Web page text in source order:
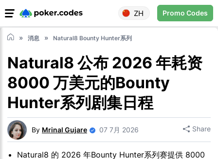
ZH Promo Codes
消息 Natural8 Bounty Hunter系列
Natural8 公布 2026 年耗资
8000 万美元的Bounty
Hunter系列剧集日程
By Mrinal Gujare 07 7月 2026 Share
Natural8 的 2026 年Bounty Hunter系列赛提供 8000